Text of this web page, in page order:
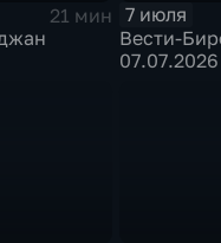
21 мин
7 июля
Вести-
07.07.2026